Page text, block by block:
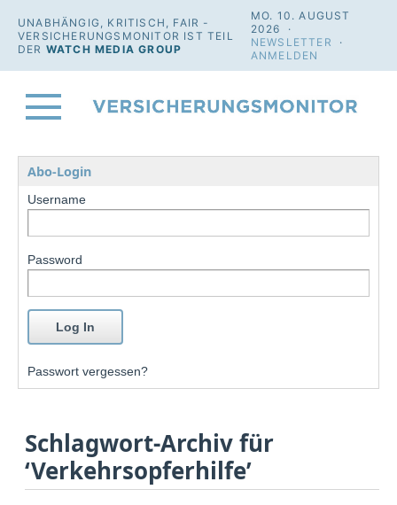
UNABHÄNGIG, KRITISCH, FAIR -
VERSICHERUNGSMONITOR IST TEIL
DER WATCH MEDIA GROUP
MO. 10. AUGUST
2026 ·
NEWSLETTER
·
ANMELDEN
Abo-Login
Username
Password
Passwort vergessen?
Schlagwort-Archiv für
‘Verkehrsopferhilfe’